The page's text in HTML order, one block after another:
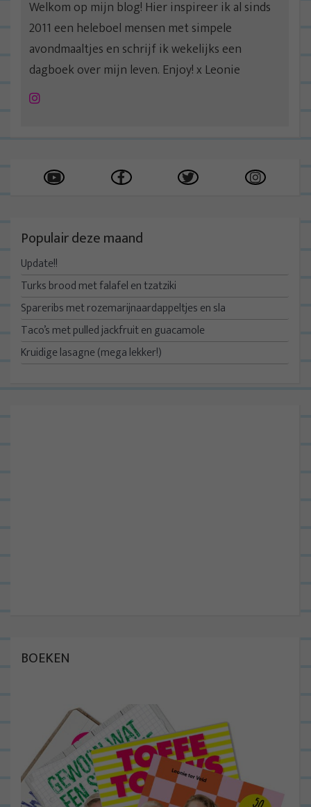
Welkom op mijn blog! Hier inspireer ik al sinds
2011 een heleboel mensen met simpele
avondmaaltjes en schrijf ik wekelijks een
dagboek over mijn leven. Enjoy! x Leonie
Instagram
Populair deze maand
Update!!
Turks brood met falafel en tzatziki
Spareribs met rozemarijnaardappeltjes en sla
Taco’s met pulled jackfruit en guacamole
Kruidige lasagne (mega lekker!)
BOEKEN